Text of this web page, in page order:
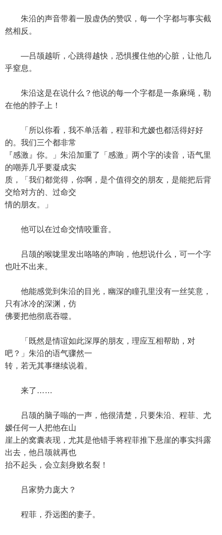
朱沿的声音带着一股虚伪的赞叹，每一个字都与事实截
然相反。
—吕颉越听，心跳得越快，恐惧攫住他的心脏，让他几
乎窒息。
朱沿这是在说什么？他说的每一个字都是一条麻绳，勒
在他的脖子上！
「所以你看，我不单活着，程菲和尤嫒也都活得好好
的。我们三个都非常
『感激』你。」朱沿加重了「感激」两个字的读音，语气里
的嘲弄几乎要凝成实
质，「我们都觉得，你啊，是个值得交的朋友，是能把后背
交给对方的、过命交
情的朋友。」
他可以在过命交情咬重音。
吕颉的喉咙里发出咯咯的声响，他想说什么，可一个字
也吐不出来。
他能感觉到朱沿的目光，幽深的瞳孔里没有一丝笑意，
只有冰冷的深渊，仿
佛要把他彻底吞噬。
「既然是情谊如此深厚的朋友，理应互相帮助，对
吧？」朱沿的语气骤然一
转，若无其事继续说着。
来了……
吕颉的脑子嗡的一声，他很清楚，只要朱沿、程菲、尤
嫒任何一人把他在山
崖上的窝囊表现，尤其是他错手将程菲推下悬崖的事实抖露
出去，他吕颉就再也
抬不起头，会立刻身败名裂！
吕家势力庞大？
程菲，乔远图的妻子。